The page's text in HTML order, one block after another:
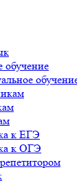
обучение
к ЕГЭ
к ОГЭ